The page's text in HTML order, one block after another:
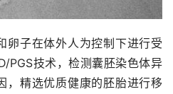
卵子在体外人为控制下进行受
PGS技术，检测囊胚染色体异
，精选优质健康的胚胎进行移